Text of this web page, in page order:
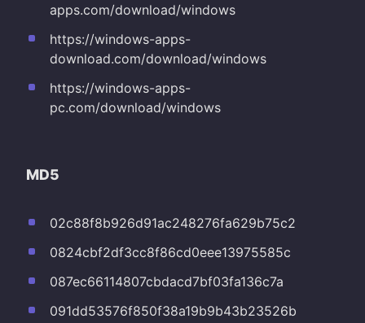
apps.com/download/windows
https://windows-apps-
download.com/download/windows
https://windows-apps-
pc.com/download/windows
MD5
02c88f8b926d91ac248276fa629b75c2
0824cbf2df3cc8f86cd0eee13975585c
087ec66114807cbdacd7bf03fa136c7a
091dd53576f850f38a19b9b43b23526b